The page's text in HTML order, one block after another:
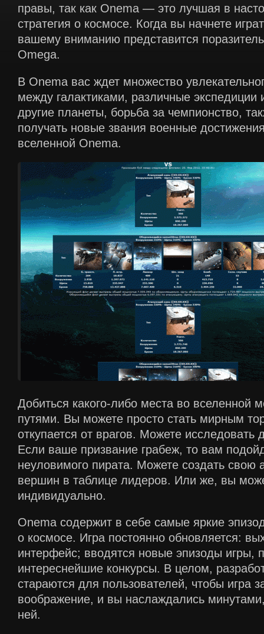
правы, так как Onema — это лучшая в
стратегия о космосе. Когда вы начнете
вашему вниманию представится
Omega.
В Onema вас ждет множество
между галактиками, различные экспедиции
другие планеты, борьба за чемпионство,
получать новые звания военные
вселенной Onema.
Добиться какого-либо места во вселенной
путями. Вы можете просто стать мирным
откупается от врагов. Можете исследовать
Если ваше призвание грабеж, то вам
неуловимого пирата. Можете создать свою
вершин в таблице лидеров. Или же, вы
индивидуально.
Onema содержит в себе самые яркие
о космосе. Игра постоянно обновляется:
интерфейс; вводятся новые эпизоды игры,
интереснейшие конкурсы. В целом,
стараются для пользователей, чтобы игра
воображение, и вы наслаждались
ней.